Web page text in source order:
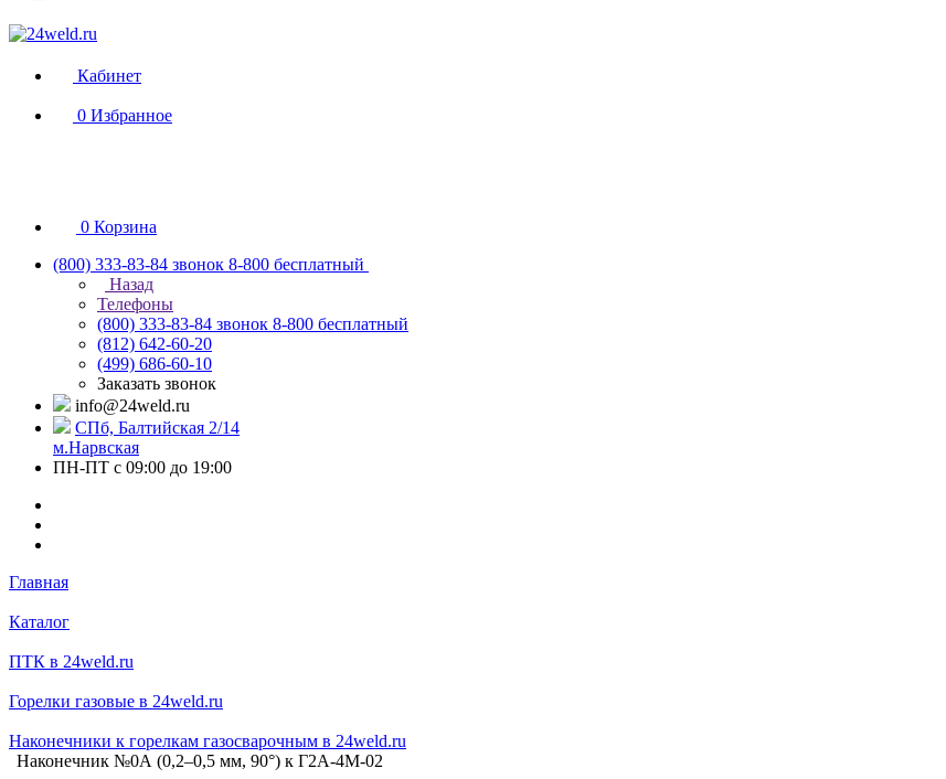
Кабинет
0 Избранное
0 Корзина
(800) 333-83-84 звонок 8-800 бесплатный
Назад
Телефоны
(800) 333-83-84 звонок 8-800 бесплатный
(812) 642-60-20
(499) 686-60-10
Заказать звонок
info@24weld.ru
СПб, Балтийская 2/14
м.Нарвская
ПН-ПТ с 09:00 до 19:00
Главная
Каталог
ПТК в 24weld.ru
Горелки газовые в 24weld.ru
Наконечники к горелкам газосварочным в 24weld.ru
Наконечник №0А (0,2–0,5 мм, 90°) к Г2А-4М-02